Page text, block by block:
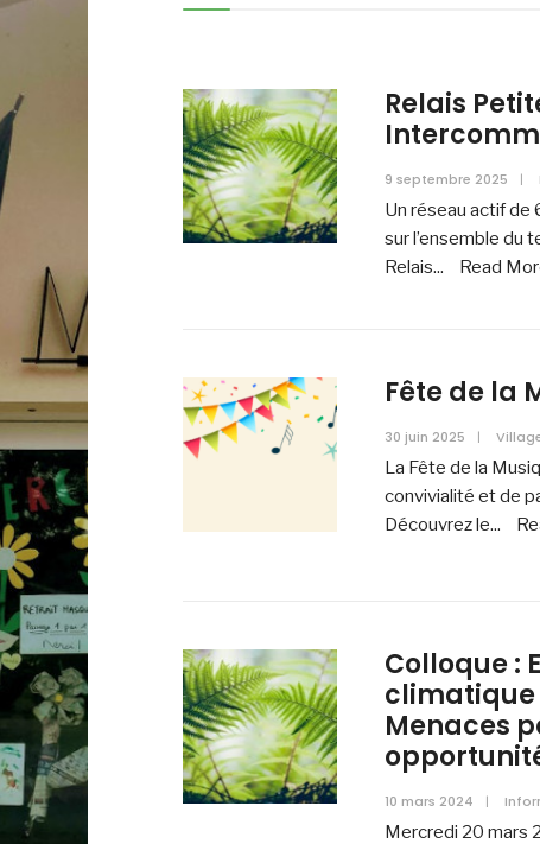
Relais
9 septembre 2025 |
Un réseau actif
sur l’ensemble du
Relais... Read
Fête de la
30 juin 2025 |
La Fête de la
convivialité et de
Découvrez le...
Colloque :
climatique
Menaces
10 mars 2024 |
Mercredi 20 mars